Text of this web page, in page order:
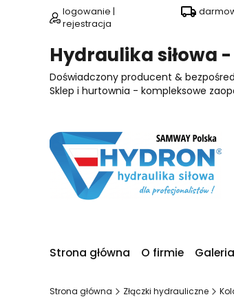
logowanie |
rejestracja
Hydraulika siłowa
Doświadczony producent &
Sklep i hurtownia - kompleksowe
Strona główna O firmie Galeria
Strona główna Złączki hydrauliczne